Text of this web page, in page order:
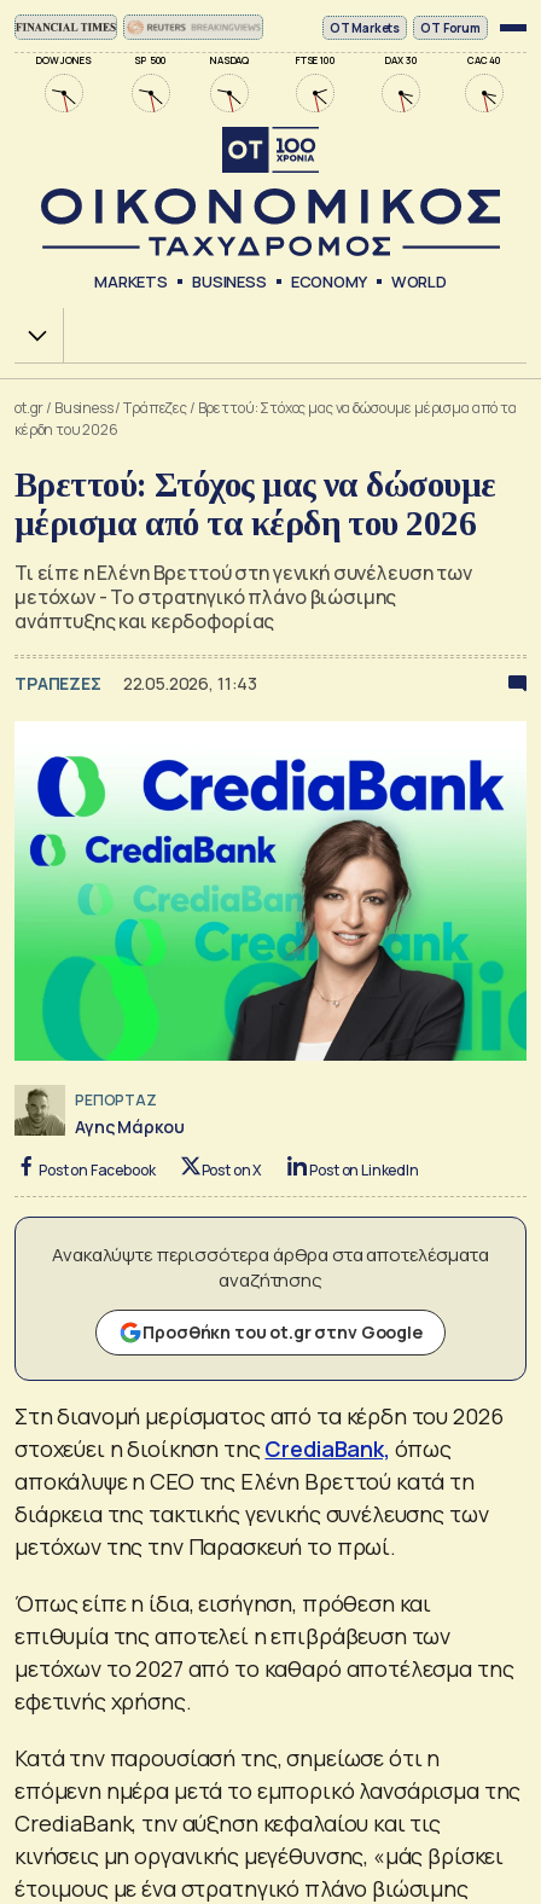
DOW JONES SP 500 NASDAQ FTSE 100 DAX 30 CAC 40
ΟΤ Markets OT Forum
MARKETS BUSINESS ECONOMY WORLD
Χ.Α.
ot.gr/ Business/Τράπεζες/ Βρεττού: Στόχος μας να δώσουμε μέρισμα από τα
κέρδη του 2026
Βρεττού: Στόχος μας να δώσουμε
μέρισμα από τα κέρδη του 2026
Τι είπε η Ελένη Βρεττού στη γενική συνέλευση των
μετόχων - Το στρατηγικό πλάνο βιώσιμης
ανάπτυξης και κερδοφορίας
ΤΡΑΠΕΖΕΣ 22.05.2026, 11:43
ΡΕΠΟΡΤΑΖ
Αγης Μάρκου
Post on Facebook Post on X Post on LinkedIn
Ανακαλύψτε περισσότερα άρθρα στα αποτελέσματα
αναζήτησης
Προσθήκη του ot.gr στην Google
Στη διανομή μερίσματος από τα κέρδη του 2026
στοχεύει η διοίκηση τηςCrediaBank, όπως
αποκάλυψε η CEO της Ελένη Βρεττού κατά τη
διάρκεια της τακτικής γενικής συνέλευσης των
μετόχων της την Παρασκευή το πρωί.
Όπως είπε η ίδια, εισήγηση, πρόθεση και
επιθυμία της αποτελεί η επιβράβευση των
μετόχων το 2027 από το καθαρό αποτέλεσμα της
εφετινής χρήσης.
Κατά την παρουσίασή της, σημείωσε ότι η
επόμενη ημέρα μετά το εμπορικό λανσάρισμα της
CrediaBank, την αύξηση κεφαλαίου και τις
κινήσεις μη οργανικής μεγέθυνσης, «μάς βρίσκει
έτοιμους με ένα στρατηγικό πλάνο βιώσιμης